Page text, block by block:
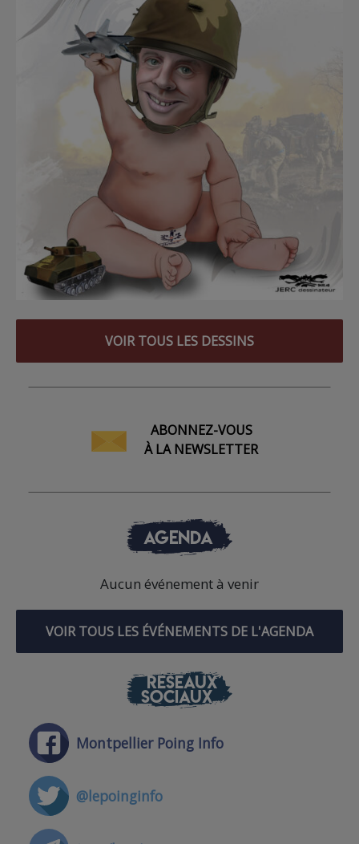
VOIR TOUS LES DESSINS
ABONNEZ-VOUS
À LA NEWSLETTER
AGENDA
Aucun événement à venir
VOIR TOUS LES ÉVÉNEMENTS DE L'AGENDA
RÉSEAUX
SOCIAUX
Montpellier Poing Info
@lepoinginfo